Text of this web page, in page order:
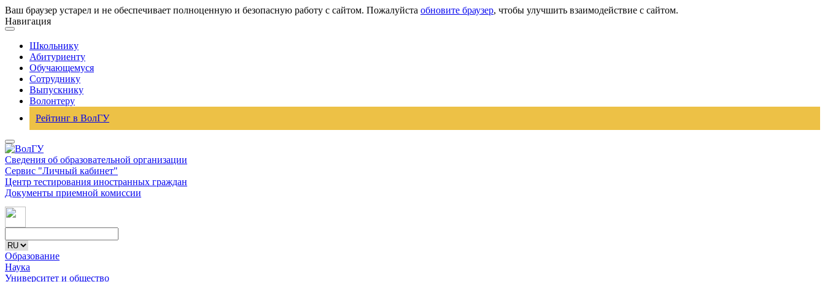
Ваш браузер устарел и не обеспечивает полноценную и безопасную работу с сайтом. Пожалуйста обновите браузер, чтобы улучшить взаимодействие с сайтом.
Навигация
Школьнику
Абитуриенту
Обучающемуся
Сотруднику
Выпускнику
Волонтеру
Рейтинг в ВолГУ
Сведения об образовательной организации
Сервис "Личный кабинет"
Центр тестирования иностранных граждан
Документы приемной комиссии
Образование
Наука
Университет и общество